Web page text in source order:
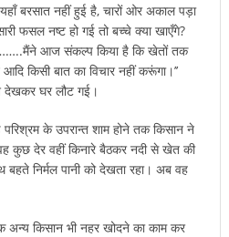
बरसात नहीं हुई है, चारों ओर अकाल पड़ा
फसल नष्ट हो गई तो बच्चे क्या खाएँगे?
आज संकल्प किया है कि खेतों तक
किसी बात का विचार नहीं करूंगा।’’
घर लौट गई।
के उपरान्त शाम होने तक किसान ने
कुछ देर वहीं किनारे बैठकर नदी से खेत की
निर्मल पानी को देखता रहा। अब वह
अन्य किसान भी नहर खोदने का काम कर